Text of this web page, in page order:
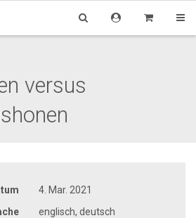
versus
4. Mar. 2021
englisch, deutsch